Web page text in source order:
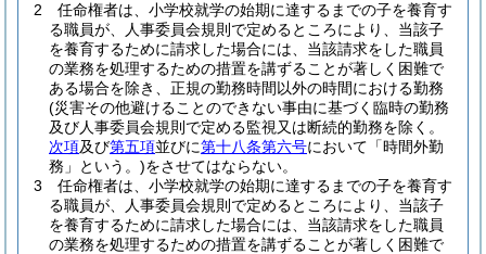
2
任命権者は、小学校就学の始期に達するまでの子を養育す
る職員が、人事委員会規則で定めるところにより、当該子
を養育するために請求した場合には、当該請求をした職員
の業務を処理するための措置を講ずることが著しく困難で
ある場合を除き、正規の勤務時間以外の時間における勤務
(災害その他避けることのできない事由に基づく臨時の勤務
及び人事委員会規則で定める監視又は断続的勤務を除く。
次項及び第五項並びに第十八条第六号において「時間外勤
務」という。)をさせてはならない。
3
任命権者は、小学校就学の始期に達するまでの子を養育す
る職員が、人事委員会規則で定めるところにより、当該子
を養育するために請求した場合には、当該請求をした職員
の業務を処理するための措置を講ずることが著しく困難で